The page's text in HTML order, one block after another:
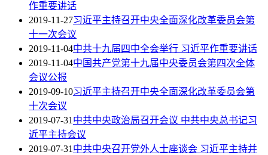
作重要讲话
2019-11-27习近平主持召开中央全面深化改革委员会第
十一次会议
2019-11-04中共十九届四中全会举行 习近平作重要讲话
2019-11-04中国共产党第十九届中央委员会第四次全体
会议公报
2019-09-10习近平主持召开中央全面深化改革委员会第
十次会议
2019-07-31中共中央政治局召开会议 中共中央总书记习
近平主持会议
2019-07-31中共中央召开党外人士座谈会 习近平主持并